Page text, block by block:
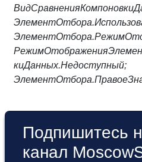
киДанных.Недоступный;
Подпишитесь
канал